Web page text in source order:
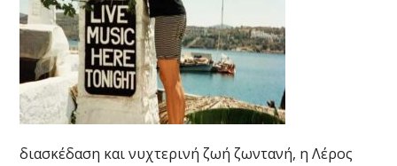
διασκέδαση και νυχτερινή ζωή ζωντανή, η Λέρος